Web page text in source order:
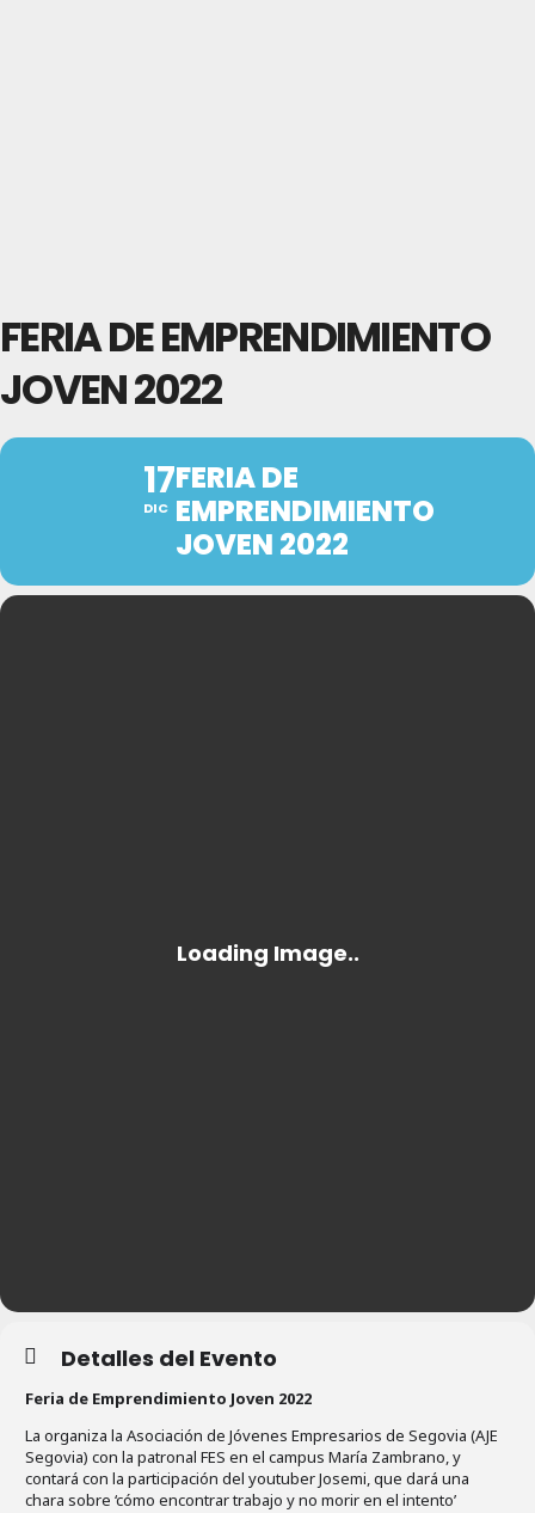
FERIA DE EMPRENDIMIENTO
JOVEN 2022
17
DIC
FERIA DE
EMPRENDIMIENTO
JOVEN 2022
Detalles del Evento
Feria de Emprendimiento Joven 2022
La organiza la Asociación de Jóvenes Empresarios de Segovia (AJE
Segovia) con la patronal FES en el campus María Zambrano, y
contará con la participación del youtuber Josemi, que dará una
chara sobre ‘cómo encontrar trabajo y no morir en el intento’